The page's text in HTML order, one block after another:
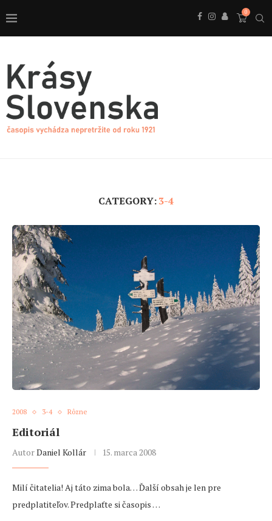
0
CATEGORY:3-4
2008 3-4 Rôzne
Editoriál
AutorDaniel Kollár 15. marca 2008
Milí čitatelia! Aj táto zima bola… Ďalší obsah je len pre
predplatiteľov. Predplaťte si časopis …